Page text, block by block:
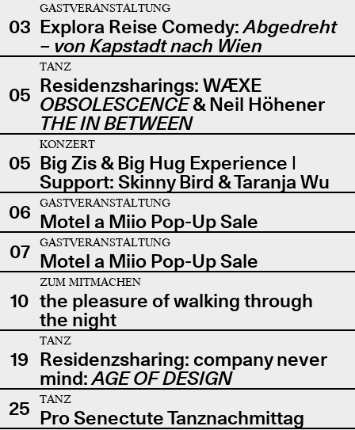
03
GASTVERANSTALTUNG
Explora Reise Comedy:Abgedreht
– von Kapstadt nach Wien
05
TANZ
Residenzsharings: WÆXE
OBSOLESCENCE& Neil Höhener
THE IN BETWEEN
05
KONZERT
Big Zis & Big Hug Experience |
Support: Skinny Bird & Taranja Wu
06
GASTVERANSTALTUNG
Motel a Miio Pop-Up Sale
07
GASTVERANSTALTUNG
Motel a Miio Pop-Up Sale
10
ZUM MITMACHEN
the pleasure of walking through
the night
19
TANZ
Residenzsharing: company never
mind:AGE OF DESIGN
25
TANZ
Pro Senectute Tanznachmittag